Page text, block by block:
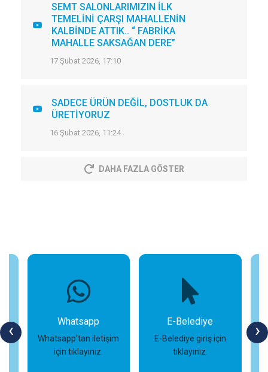
SEMT SALONLARIMIZIN İLK
TEMELİNİ ÇARŞI MAHALLENİN
KALBİNDE ATTIK.. “ FABRİKA
MAHALLE SAKSAĞAN DERE”
17 Şubat 2026, 17:10
SADECE ÜRÜN DEĞİL, DOSTLUK DA
ÜRETİYORUZ
16 Şubat 2026, 11:24
DAHA FAZLA GÖSTER
‹ ›
Whatsapp
Whatsapp'tan iletişim
için tıklayınız.
E-Belediye
E-Belediye giriş için
tıklayınız.